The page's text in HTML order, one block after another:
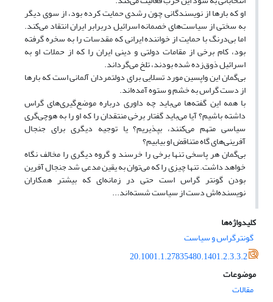
او که بار‌ها از نویسندگانی چون رشدی حمایت کرده بود، از سوی دیگر
به سختی از سیاست‌های خصمانه اسرائیل دربرابر ایران انتقاد می‌کند.
اما بی‌درنگ با حمایت از خواننده ایرانی که مقدسات را به سخره گرفته
بود، کام برخی از مقامات دولتی و دینی ایران را که از حملات او به
اسرائیل ذوق‌زده شده بودند، تلخ می‌گرداند.
بی‌گمان این واپسین مورد تسلایی برای دولتمردان آلمانی است که بار‌ها
از دست گراس به خشم و ستوه آمده‌اند.
با همه این گفته‌ها می‌باید چه داوری درباره موضع‌گیری‌های گراس
داشته باشیم؟ آیا می‌باید گفتار برخی منتقدان را که او را به هوچی‌گری
سیاسی متهم می‌کنند، بپذیریم؟ یا توجیه دیگری برای جنجال
آفرینی‌های گاه متناقض او بیابیم؟
بی‌گمان هر پاسخی تنها برخی را خرسند و گروه دیگری را مخالف نگاه
خواهد داشت. تنها چیزی را که می‌توان به یقین مدعی شد جنجال آفرین
بودن گونتر گراس است حتی در زمانه‌ای که بیشتر همکاران
نویسنده‌اش دست از سیاست شسته‌اند...
کلیدواژه‌ها
گونترگراس و سیاست
20.1001.1.27835480.1401.2.3.3.2
موضوعات
مقالات